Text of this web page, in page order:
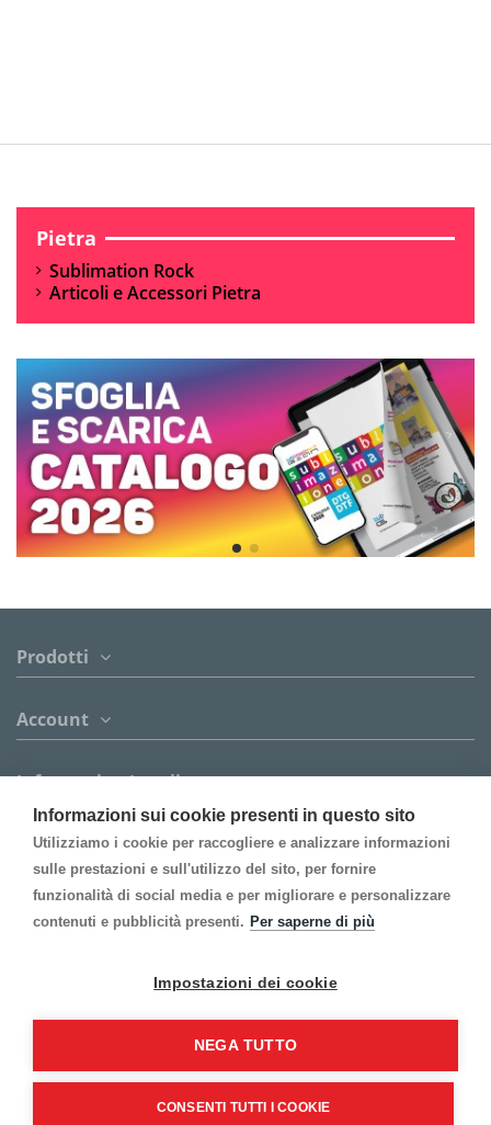
Informazioni sui cookie presenti in questo sito
Utilizziamo i cookie per raccogliere e analizzare informazioni
sulle prestazioni e sull'utilizzo del sito, per fornire
funzionalità di social media e per migliorare e personalizzare
contenuti e pubblicità presenti. Per saperne di più
Impostazioni dei cookie
NEGA TUTTO
CONSENTI TUTTI I COOKIE
Pietra
Sublimation Rock
Articoli e Accessori Pietra
Prodotti
Account
Informazion Legali
Contattaci
Follow us
©2021 Gi-An S.r.l. - Tutti i diritti riservati.